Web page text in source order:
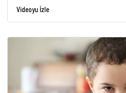
Videoyu İzle